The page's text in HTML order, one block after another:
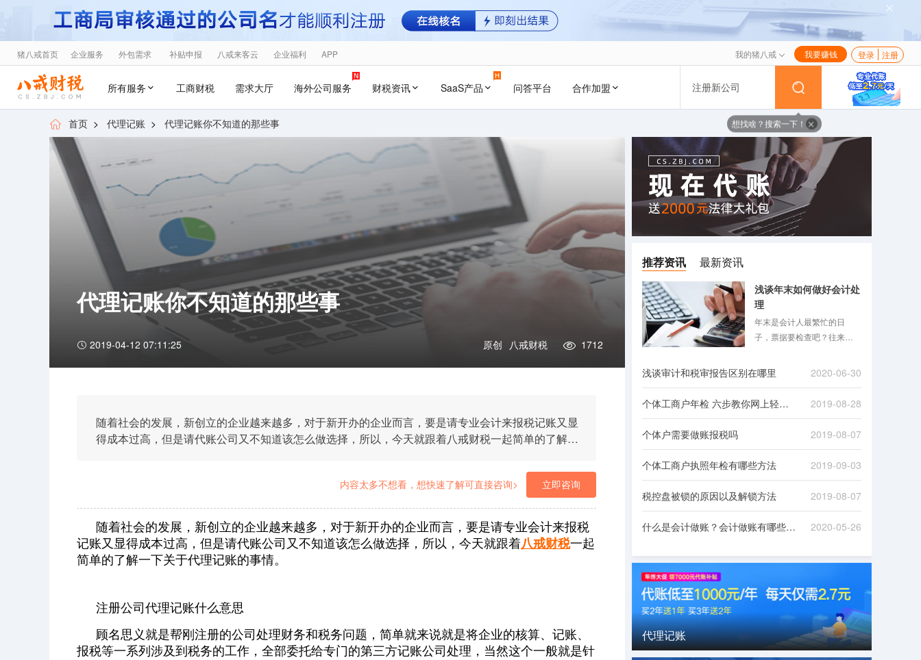
猪八戒首页 企业服务 外包需求 补贴申报 八戒来客云 企业福利 APP 我的猪八戒 我要赚钱 登录 注册
所有服务 工商财税 需求大厅 海外公司服务 财税资讯 SaaS产品 问答平台 合作加盟 注册新公司
想找啥？搜索一下！
首页 > 代理记账 > 代理记账你不知道的那些事
代理记账你不知道的那些事
2019-04-12 07:11:25 原创 八戒财税 1712
随着社会的发展，新创立的企业越来越多，对于新开办的企业而言，要是请专业会计来报税记账又显
得成本过高，但是请代账公司又不知道该怎么做选择，所以，今天就跟着八戒财税一起简单的了解一
内容太多不想看，想快速了解可直接咨询> 立即咨询
随着社会的发展，新创立的企业越来越多，对于新开办的企业而言，要是请专业会计来报税
记账又显得成本过高，但是请代账公司又不知道该怎么做选择，所以，今天就跟着八戒财税一起
简单的了解一下关于代理记账的事情。
注册公司代理记账什么意思
顾名思义就是帮刚注册的公司处理财务和税务问题，简单就来说就是将企业的核算、记账、
报税等一系列涉及到税务的工作，全部委托给专门的第三方记账公司处理，当然这个一般就是针
推荐资讯 最新资讯
浅谈年末如何做好会计处
理
年末是会计人最繁忙的日
子，票据要检查吧？往来款
头大？跟着八戒财税一起来
看看吧！
浅谈审计和税审报告区别在哪里 2020-06-30
个体工商户年检 六步教你网上轻松办理 2019-08-28
个体户需要做账报税吗 2019-08-07
个体工商户执照年检有哪些方法 2019-09-03
税控盘被锁的原因以及解锁方法 2019-08-07
什么是会计做账？会计做账有哪些流程？ 2020-05-26
代理记账